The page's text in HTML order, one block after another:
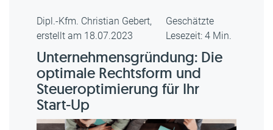
Dipl.-Kfm. Christian Gebert,
erstellt am 18.07.2023
Geschätzte
Lesezeit: 4 Min.
Unternehmensgründung: Die
optimale Rechtsform und
Steueroptimierung für Ihr
Start-Up